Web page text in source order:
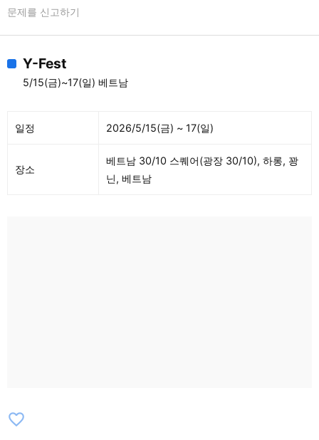
문제를 신고하기
Y-Fest
5/15(금)~17(일) 베트남
일정 2026/5/15(금) ~ 17(일)
장소
베트남 30/10 스퀘어(광장 30/10), 하롱, 꽝
닌, 베트남
favorite_border